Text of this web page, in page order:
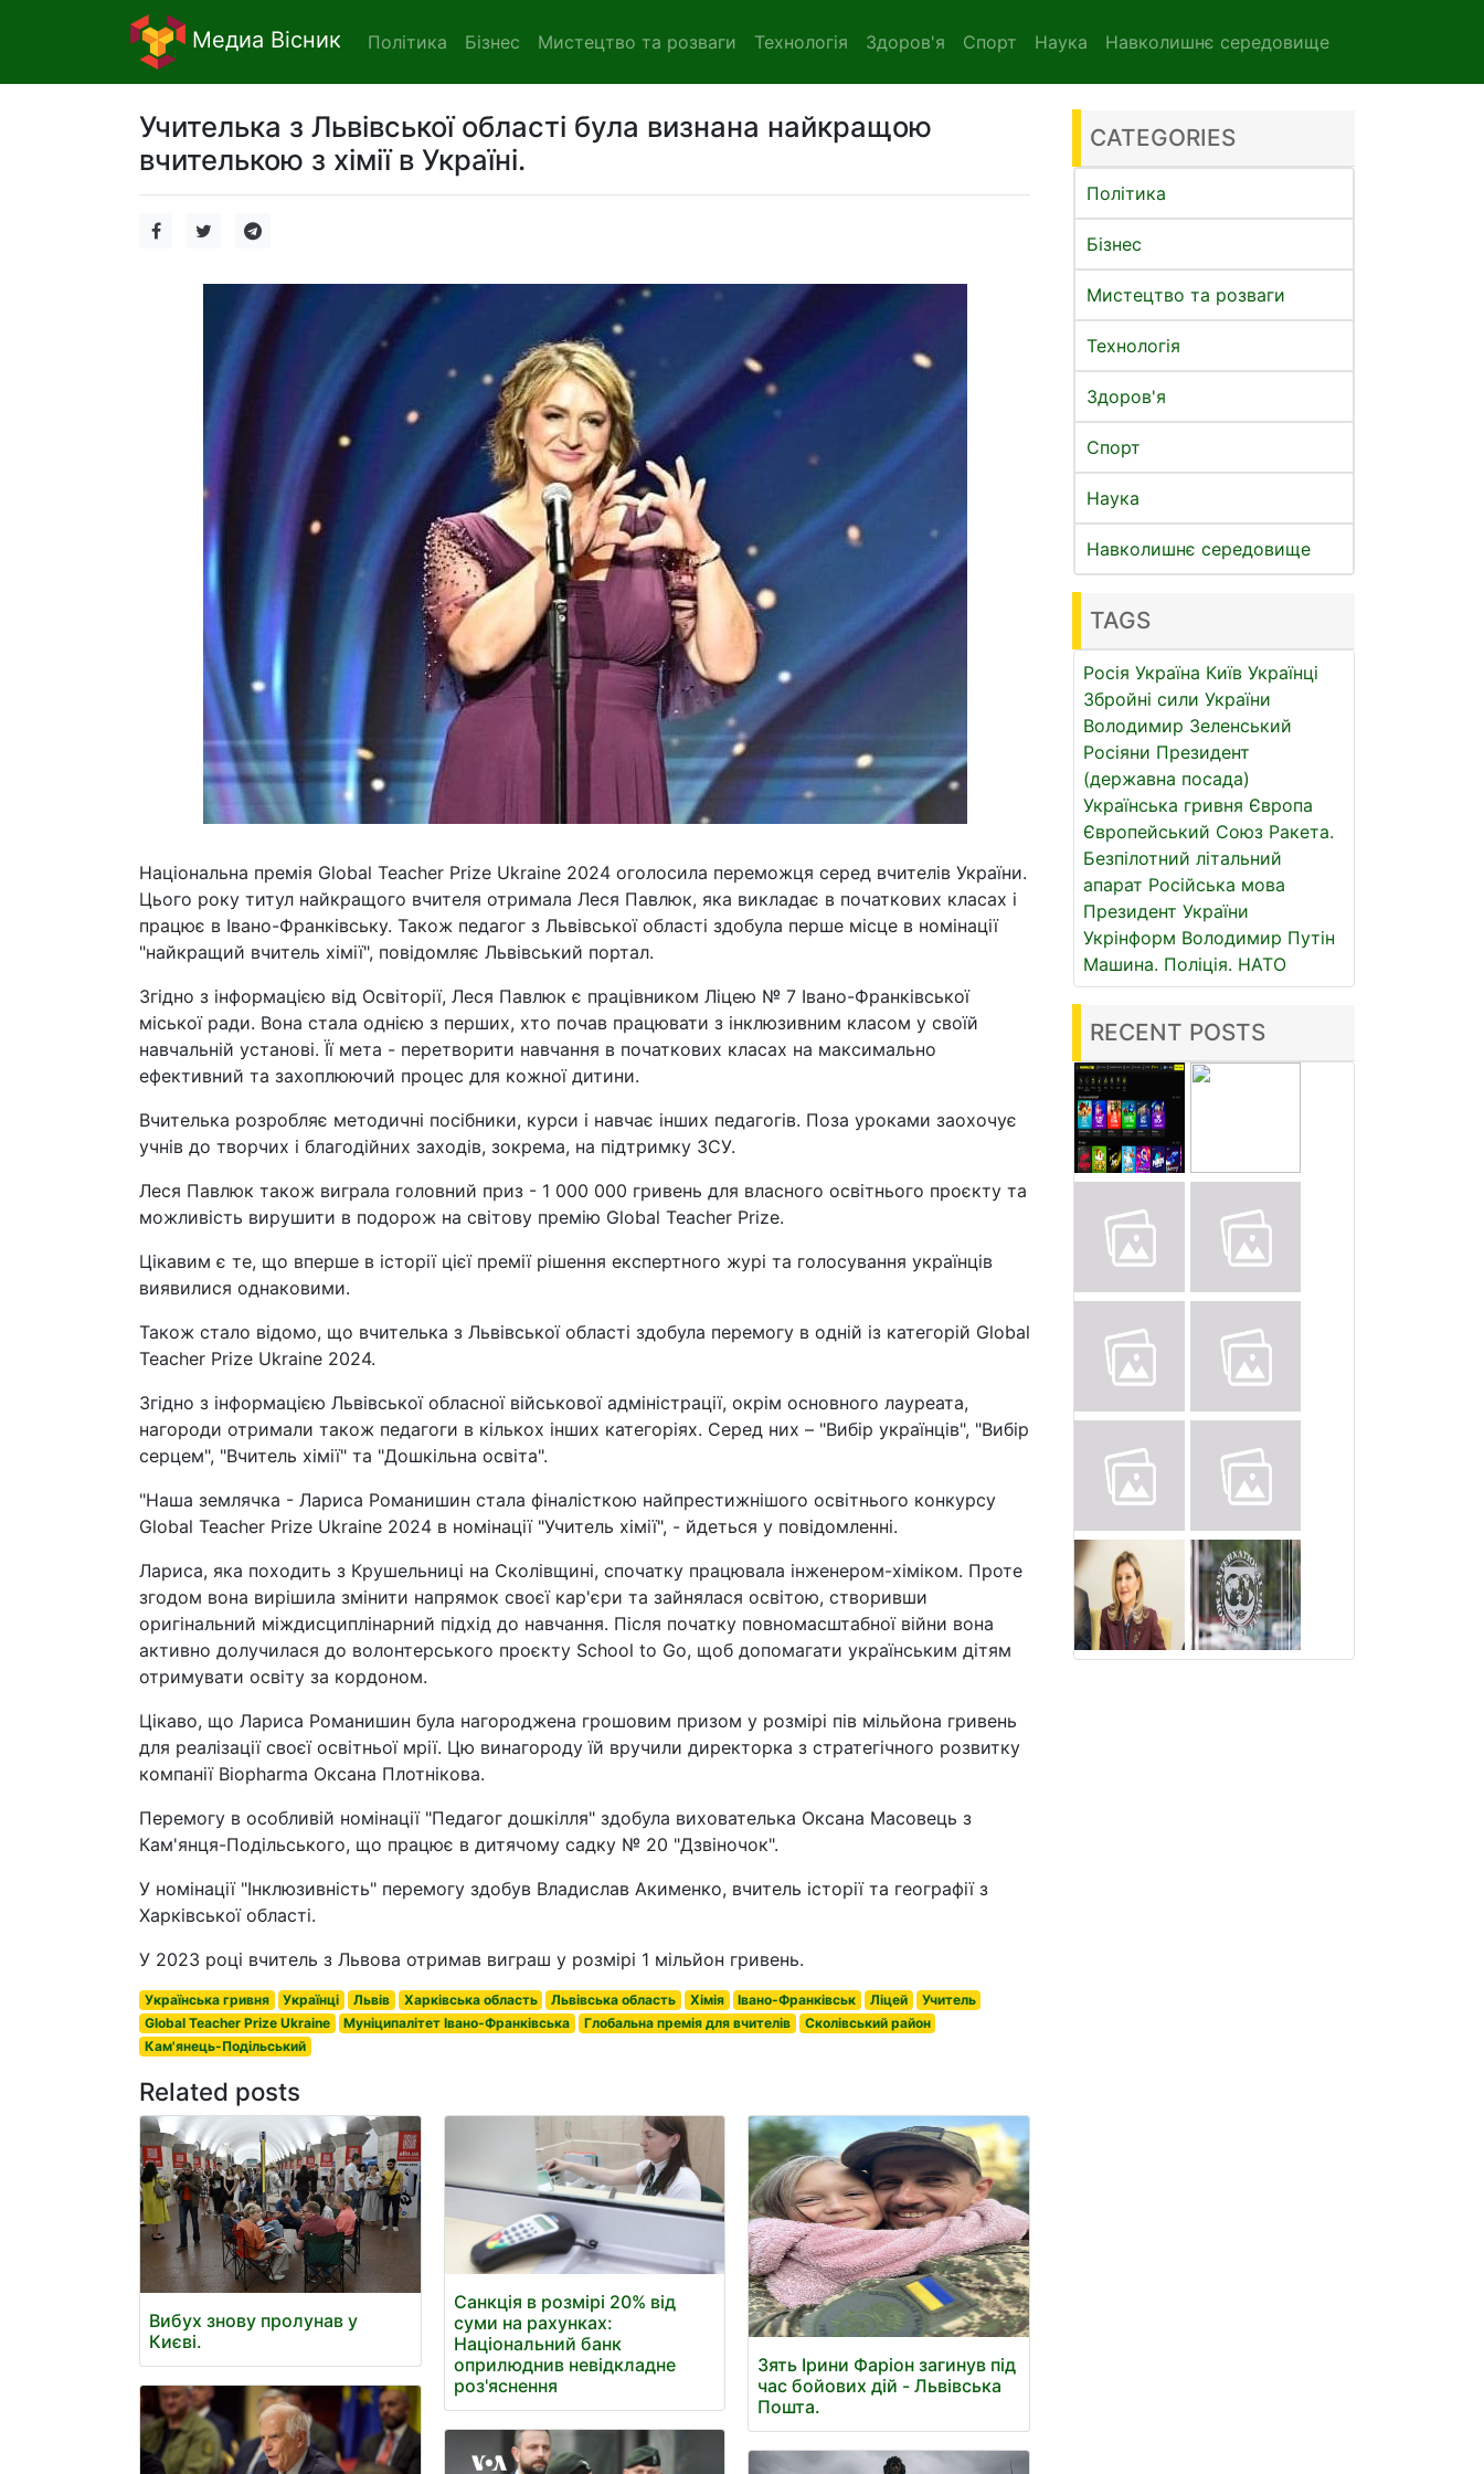
Медиа Вісник Політика Бізнес Мистецтво та розваги Технологія Здоров'я Спорт Наука Навколишнє середовище
Учителька з Львівської області була визнана найкращою
вчителькою з хімії в Україні.
Національна премія Global Teacher Prize Ukraine 2024 оголосила переможця серед вчителів України.
Цього року титул найкращого вчителя отримала Леся Павлюк, яка викладає в початкових класах і
працює в Івано-Франківську. Також педагог з Львівської області здобула перше місце в номінації
"найкращий вчитель хімії", повідомляє Львівський портал.
Згідно з інформацією від Освіторії, Леся Павлюк є працівником Ліцею № 7 Івано-Франківської
міської ради. Вона стала однією з перших, хто почав працювати з інклюзивним класом у своїй
навчальній установі. Її мета - перетворити навчання в початкових класах на максимально
ефективний та захоплюючий процес для кожної дитини.
Вчителька розробляє методичні посібники, курси і навчає інших педагогів. Поза уроками заохочує
учнів до творчих і благодійних заходів, зокрема, на підтримку ЗСУ.
Леся Павлюк також виграла головний приз - 1 000 000 гривень для власного освітнього проєкту та
можливість вирушити в подорож на світову премію Global Teacher Prize.
Цікавим є те, що вперше в історії цієї премії рішення експертного журі та голосування українців
виявилися однаковими.
Також стало відомо, що вчителька з Львівської області здобула перемогу в одній із категорій Global
Teacher Prize Ukraine 2024.
Згідно з інформацією Львівської обласної військової адміністрації, окрім основного лауреата,
нагороди отримали також педагоги в кількох інших категоріях. Серед них – "Вибір українців", "Вибір
серцем", "Вчитель хімії" та "Дошкільна освіта".
"Наша землячка - Лариса Романишин стала фіналісткою найпрестижнішого освітнього конкурсу
Global Teacher Prize Ukraine 2024 в номінації "Учитель хімії", - йдеться у повідомленні.
Лариса, яка походить з Крушельниці на Сколівщині, спочатку працювала інженером-хіміком. Проте
згодом вона вирішила змінити напрямок своєї кар'єри та зайнялася освітою, створивши
оригінальний міждисциплінарний підхід до навчання. Після початку повномасштабної війни вона
активно долучилася до волонтерського проєкту School to Go, щоб допомагати українським дітям
отримувати освіту за кордоном.
Цікаво, що Лариса Романишин була нагороджена грошовим призом у розмірі пів мільйона гривень
для реалізації своєї освітньої мрії. Цю винагороду їй вручили директорка з стратегічного розвитку
компанії Biopharma Оксана Плотнікова.
Перемогу в особливій номінації "Педагог дошкілля" здобула вихователька Оксана Масовець з
Кам'янця-Подільського, що працює в дитячому садку № 20 "Дзвіночок".
У номінації "Інклюзивність" перемогу здобув Владислав Акименко, вчитель історії та географії з
Харківської області.
У 2023 році вчитель з Львова отримав виграш у розмірі 1 мільйон гривень.
Українська гривня Українці Львів Харківська область Львівська область Хімія Івано-Франківськ Ліцей
Учитель
Global Teacher Prize Ukraine
Муніципалітет Івано-Франківська Глобальна премія для вчителів
Сколівський район
Кам'янець-Подільський
Related posts
Вибух знову пролунав у
Києві.
Санкція в розмірі 20% від
суми на рахунках:
Національний банк
оприлюднив невідкладне
роз'яснення
Зять Ірини Фаріон загинув під
час бойових дій - Львівська
Пошта.
CATEGORIES
Політика
Бізнес
Мистецтво та розваги
Технологія
Здоров'я
Спорт
Наука
Навколишнє середовище
TAGS
Росія Україна Київ Українці
Збройні сили України
Володимир Зеленський
Росіяни Президент
(державна посада)
Українська гривня Європа
Європейський Союз Ракета.
Безпілотний літальний
апарат Російська мова
Президент України
Укрінформ Володимир Путін
Машина. Поліція. НАТО
RECENT POSTS